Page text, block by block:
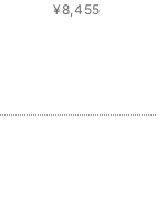
¥8,455